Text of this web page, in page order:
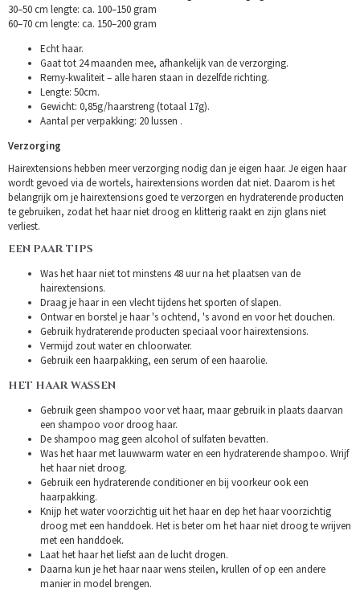
30–50 cm lengte: ca. 100–150 gram
60–70 cm lengte: ca. 150–200 gram
Echt haar.
Gaat tot 24 maanden mee, afhankelijk van de verzorging.
Remy-kwaliteit – alle haren staan in dezelfde richting.
Lengte: 50cm.
Gewicht: 0,85g/haarstreng (totaal 17g).
Aantal per verpakking: 20 lussen .
Verzorging
Hairextensions hebben meer verzorging nodig dan je eigen haar. Je eigen haar
wordt gevoed via de wortels, hairextensions worden dat niet. Daarom is het
belangrijk om je hairextensions goed te verzorgen en hydraterende producten
te gebruiken, zodat het haar niet droog en klitterig raakt en zijn glans niet
verliest.
EEN PAAR TIPS
Was het haar niet tot minstens 48 uur na het plaatsen van de
hairextensions.
Draag je haar in een vlecht tijdens het sporten of slapen.
Ontwar en borstel je haar 's ochtend, 's avond en voor het douchen.
Gebruik hydraterende producten speciaal voor hairextensions.
Vermijd zout water en chloorwater.
Gebruik een haarpakking, een serum of een haarolie.
HET HAAR WASSEN
Gebruik geen shampoo voor vet haar, maar gebruik in plaats daarvan
een shampoo voor droog haar.
De shampoo mag geen alcohol of sulfaten bevatten.
Was het haar met lauwwarm water en een hydraterende shampoo. Wrijf
het haar niet droog.
Gebruik een hydraterende conditioner en bij voorkeur ook een
haarpakking.
Knijp het water voorzichtig uit het haar en dep het haar voorzichtig
droog met een handdoek. Het is beter om het haar niet droog te wrijven
met een handdoek.
Laat het haar het liefst aan de lucht drogen.
Daarna kun je het haar naar wens steilen, krullen of op een andere
manier in model brengen.